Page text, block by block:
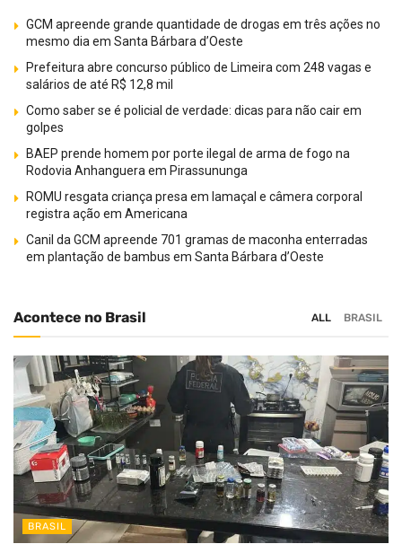
GCM apreende grande quantidade de drogas em três ações no
mesmo dia em Santa Bárbara d’Oeste
Prefeitura abre concurso público de Limeira com 248 vagas e
salários de até R$ 12,8 mil
Como saber se é policial de verdade: dicas para não cair em
golpes
BAEP prende homem por porte ilegal de arma de fogo na
Rodovia Anhanguera em Pirassununga
ROMU resgata criança presa em lamaçal e câmera corporal
registra ação em Americana
Canil da GCM apreende 701 gramas de maconha enterradas
em plantação de bambus em Santa Bárbara d’Oeste
Acontece no Brasil ALL BRASIL
BRASIL